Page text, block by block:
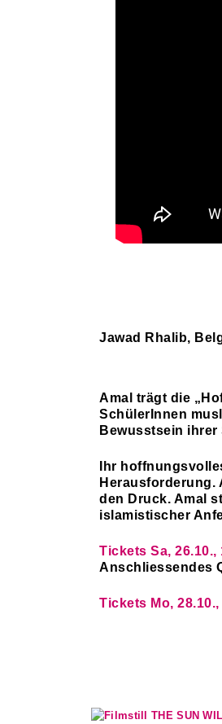
Jawad Rhalib,
Amal trägt die
SchülerInnen
Bewusstsein
Ihr
Herausforderung.
den Druck. Amal
islamistischer
Tickets Sa, 26.10.,
Anschliessendes
Tickets Mo,